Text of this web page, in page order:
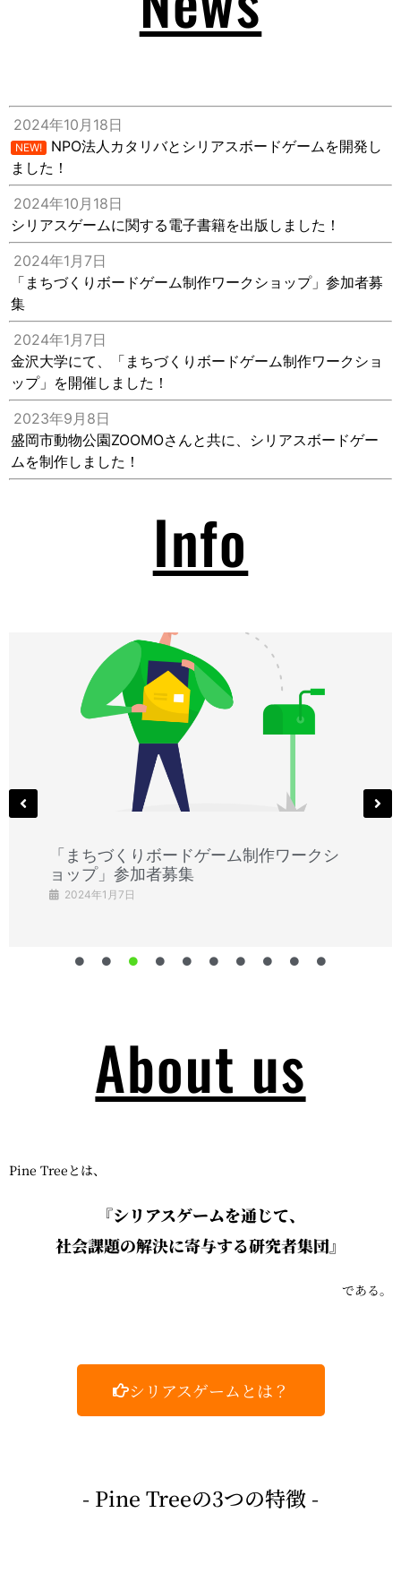
2024年10月18日
NEW!
NPO法人カタリバとシリアスボードゲームを開発し
ました！
2024年10月18日
シリアスゲームに関する電子書籍を出版しました！
2024年1月7日
「まちづくりボードゲーム制作ワークショップ」参加者募
集
2024年1月7日
金沢大学にて、「まちづくりボードゲーム制作ワークショ
ップ」を開催しました！
2023年9月8日
盛岡市動物公園ZOOMOさんと共に、シリアスボードゲー
ムを制作しました！
Info
金沢大学にて、「まちづくりボードゲー
ム制作ワークショップ」を開催しまし
た！
About us
Pine Treeとは、
『シリアスゲームを通じて、
社会課題の解決に寄与する研究者集団』
である。
シリアスゲームとは？
- Pine Treeの3つの特徴 -